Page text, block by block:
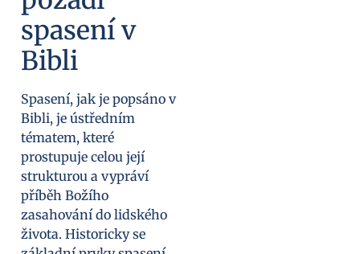
spasení v
Bibli
Spasení, jak je popsáno v
Bibli, je ústředním
tématem, které
prostupuje celou její
strukturou a vypráví
příběh Božího
zasahování do lidského
života. Historicky se